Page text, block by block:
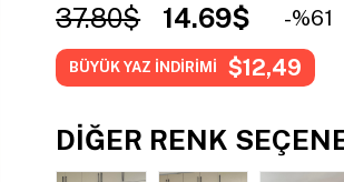
37.80$ 14.69$ 61
BÜYÜK YAZ İNDİRİMİ $12,49
DIĞER RENK